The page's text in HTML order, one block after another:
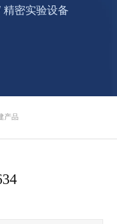
密实验设备
产品